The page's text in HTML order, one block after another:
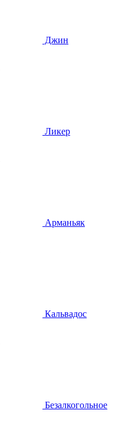
Джин
Ликер
Арманьяк
Кальвадос
Безалкогольное